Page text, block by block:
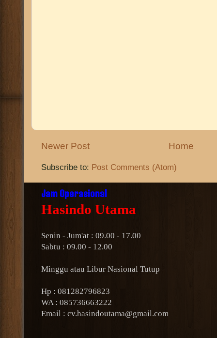
Newer Post Home
Subscribe to: Post Comments (Atom)
Jam Operasional
Hasindo Utama
Senin - Jum'at : 09.00 - 17.00
Sabtu : 09.00 - 12.00
Minggu atau Libur Nasional Tutup
Hp : 081282796823
WA : 085736663222
Email : cv.hasindoutama@gmail.com